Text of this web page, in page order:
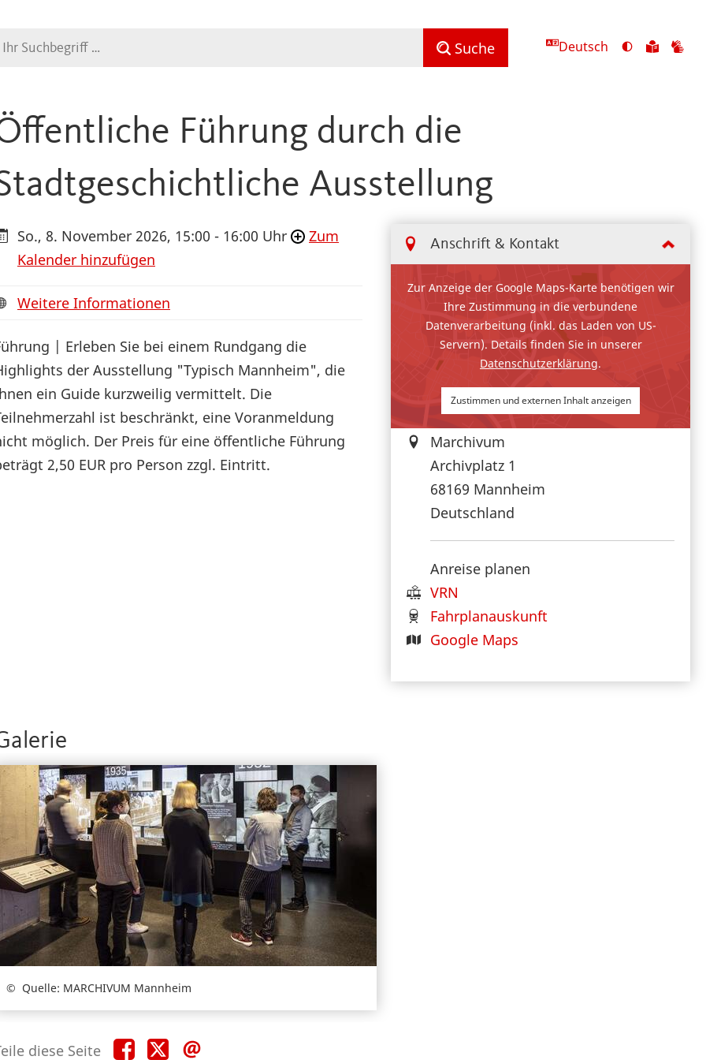
Suche Deutsch
Ansicht
Zu
Führung durch die
Ausstellung
Anschrift & Kontakt
Zur Anzeige der Google Maps-Karte benötigen wir
Ihre Zustimmung in die verbundene
Datenverarbeitung (inkl. das Laden von US-
Servern). Details finden Sie in unserer
Datenschutzerklärung.
Zustimmen und externen Inhalt anzeigen
Marchivum
Archivplatz 1
68169 Mannheim
Deutschland
Anreise planen
VRN
Fahrplanauskunft
Google Maps
So., 8. November 2026, 15:00 - 16:00 Uhr
Zum
Kalender hinzufügen
Weitere Informationen
| Erleben Sie bei einem Rundgang die
der Ausstellung "Typisch Mannheim", die
ein Guide kurzweilig vermittelt. Die
ist beschränkt, eine Voranmeldung
möglich. Der Preis für eine öffentliche Führung
2,50 EUR pro Person zzgl. Eintritt.
Quelle: MARCHIVUM Mannheim
diese Seite Teile Teile